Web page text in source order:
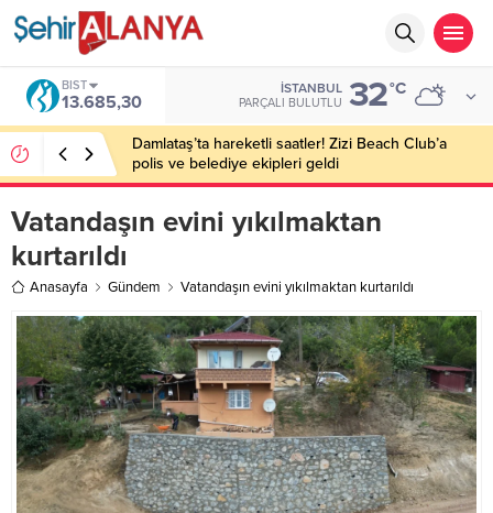
BIST
13.685,30
İSTANBUL
PARÇALI BULUTLU 32°C
Damlataş’ta hareketli saatler! Zizi Beach Club’a
polis ve belediye ekipleri geldi
Vatandaşın evini yıkılmaktan
kurtarıldı
Anasayfa Gündem Vatandaşın evini yıkılmaktan kurtarıldı